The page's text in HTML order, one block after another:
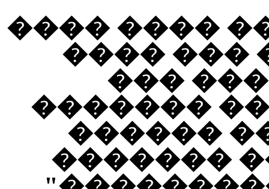
����� ��
������ :
�������)).
�21 � 267
����� 5